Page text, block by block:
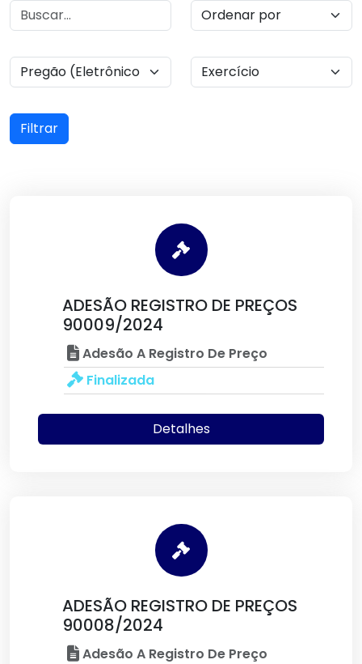
Filtrar
ADESÃO REGISTRO DE PREÇOS
90009/2024
Adesão A Registro De Preço
Finalizada
Detalhes
ADESÃO REGISTRO DE PREÇOS
90008/2024
Adesão A Registro De Preço